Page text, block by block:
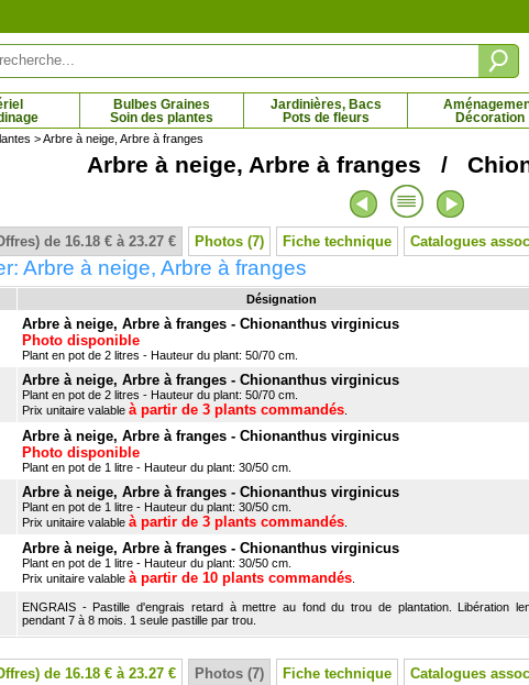
Bulbes Graines
Soin des plantes
Jardinières, Bacs
Pots de fleurs
Décoration
> Arbre à neige, Arbre à franges
Arbre à neige, Arbre à franges /
de 16.18 € à 23.27 € Photos (7) Fiche technique Catalogues
Arbre à neige, Arbre à franges
Désignation
Arbre à neige, Arbre à franges - Chionanthus virginicus
Photo disponible
Plant en pot de 2 litres - Hauteur du plant: 50/70 cm.
Arbre à neige, Arbre à franges - Chionanthus virginicus
Plant en pot de 2 litres - Hauteur du plant: 50/70 cm.
Prix unitaire valable à partir de 3 plants commandés
Arbre à neige, Arbre à franges - Chionanthus virginicus
Photo disponible
Plant en pot de 1 litre - Hauteur du plant: 30/50 cm.
Arbre à neige, Arbre à franges - Chionanthus virginicus
Plant en pot de 1 litre - Hauteur du plant: 30/50 cm.
Prix unitaire valable à partir de 3 plants commandés
Arbre à neige, Arbre à franges - Chionanthus virginicus
Plant en pot de 1 litre - Hauteur du plant: 30/50 cm.
Prix unitaire valable à partir de 10 plants commandés
ENGRAIS - Pastille d'engrais retard à mettre au fond du trou de plantation. Libération
pendant 7 à 8 mois. 1 seule pastille par trou.
de 16.18 € à 23.27 € Photos (7) Fiche technique Catalogues